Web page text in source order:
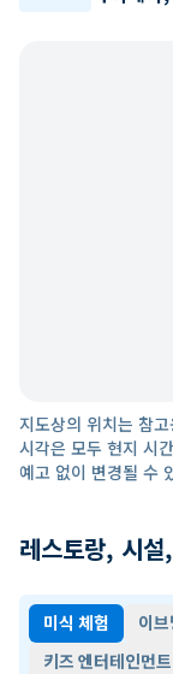
지도상의 위치는 참
시각은 모두 현지 시
예고 없이 변경될 수
레스토랑, 시
미식 체험 이
키즈 엔터테인먼트